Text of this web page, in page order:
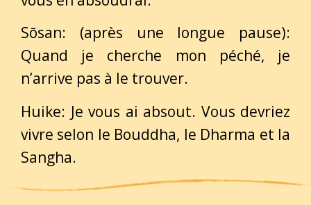
Sōsan: (après une longue pause):
Quand je cherche mon péché, je
n’arrive pas à le trouver.
Huike: Je vous ai absout. Vous devriez
vivre selon le Bouddha, le Dharma et la
Sangha.